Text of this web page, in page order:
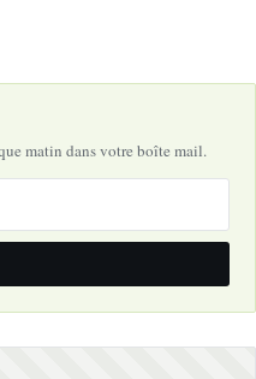
matin dans votre boîte mail.